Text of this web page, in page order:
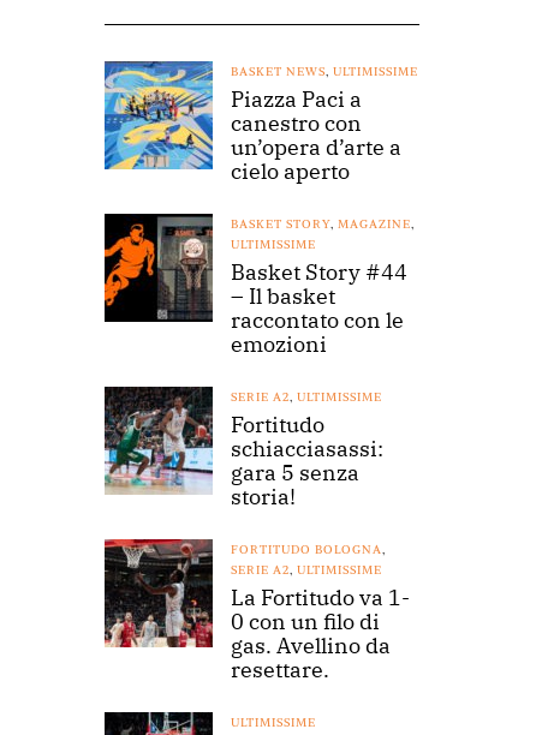
BASKET NEWS, ULTIMISSIME
Piazza Paci a
canestro con
un’opera d’arte a
cielo aperto
BASKET STORY, MAGAZINE,
ULTIMISSIME
Basket Story #44
– Il basket
raccontato con le
emozioni
SERIE A2, ULTIMISSIME
Fortitudo
schiacciasassi:
gara 5 senza
storia!
FORTITUDO BOLOGNA,
SERIE A2, ULTIMISSIME
La Fortitudo va 1-
0 con un filo di
gas. Avellino da
resettare.
ULTIMISSIME